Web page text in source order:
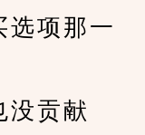
项那一
贡献